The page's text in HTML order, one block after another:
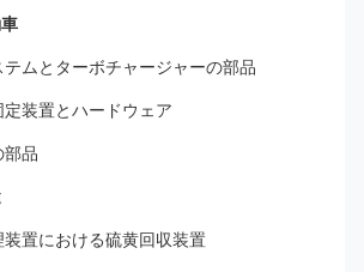
テムとターボチャージャーの部品
定装置とハードウェア
部品
装置における硫黄回収装置